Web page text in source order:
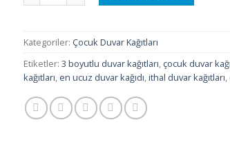
Kategoriler: Çocuk Duvar Kağıtları
Etiketler: 3 boyutlu duvar kağıtları, çocuk duvar
kağıtları, en ucuz duvar kağıdı,ithal duvar kağıtları,